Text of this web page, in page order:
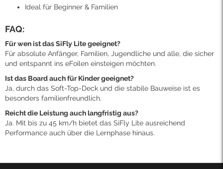
Ideal für Beginner & Familien
FAQ:
Für wen ist das SiFly Lite geeignet?
Für absolute Anfänger, Familien, Jugendliche und alle, die sicher
und entspannt ins eFoilen einsteigen möchten.
Ist das Board auch für Kinder geeignet?
Ja, durch das Soft-Top-Deck und die stabile Bauweise ist es
besonders familienfreundlich.
Reicht die Leistung auch langfristig aus?
Ja. Mit bis zu 45 km/h bietet das SiFly Lite ausreichend
Performance auch über die Lernphase hinaus.